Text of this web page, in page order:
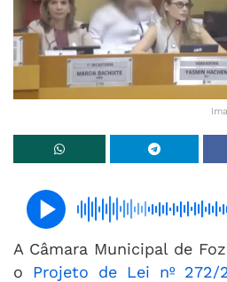
A Câmara Municipal de
o Projeto de Lei nº 272/